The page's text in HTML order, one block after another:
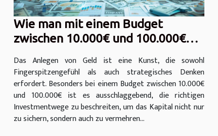
Wie man mit einem Budget
zwischen 10.000€ und 100.000€
Das Anlegen von Geld ist eine Kunst, die sowohl
Fingerspitzengefühl als auch strategisches Denken
erfordert. Besonders bei einem Budget zwischen 10.000€
und 100.000€ ist es ausschlaggebend, die richtigen
Investmentwege zu beschreiten, um das Kapital nicht nur
zu sichern, sondern auch zu vermehren...